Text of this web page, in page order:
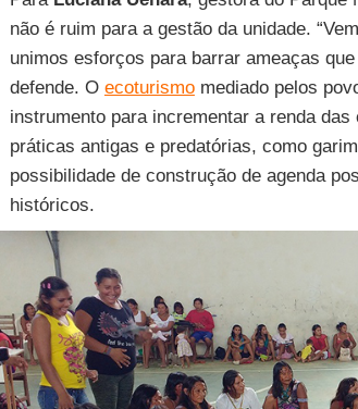
não é ruim para a gestão da unidade.
unimos esforços para barrar ameaças
defende. O ecoturismomediado pelos
instrumento para incrementar a renda
práticas antigas e predatórias, como
possibilidade de construção de agenda
históricos.